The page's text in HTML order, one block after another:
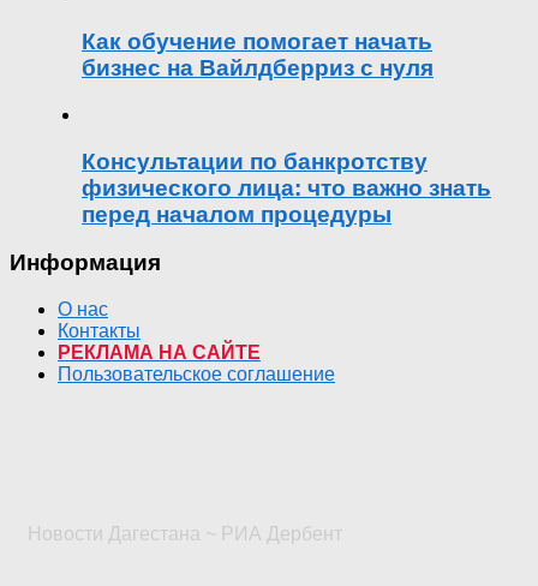
Как обучение помогает начать
бизнес на Вайлдберриз с нуля
Консультации по банкротству
физического лица: что важно знать
перед началом процедуры
Информация
О нас
Контакты
РЕКЛАМА НА САЙТЕ
Пользовательское соглашение
Новости Дагестана ~ РИА Дербент